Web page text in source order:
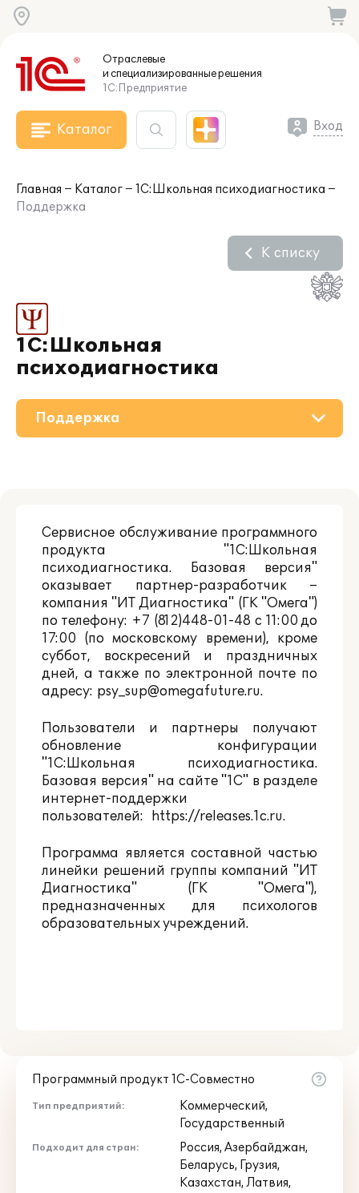
Отраслевые
и специализированныерешения
1С:Предприятие
Каталог Вход
Главная Каталог
1С:Школьная психодиагностика
Поддержка
1С:Школьная
психодиагностика
К списку
Поддержка
Материалы
Партнерам
Сервисное обслуживание программного
продукта "1С:Школьная
психодиагностика. Базовая версия"
оказывает партнер-разработчик –
компания "ИТ Диагностика" (ГК "Омега")
по телефону: +7 (812)448-01-48 с 11:00 до
17:00 (по московскому времени), кроме
суббот, воскресений и праздничных
дней, а также по электронной почте по
адресу: psy_sup@omegafuture.ru.
Пользователи и партнеры получают
обновление конфигурации
"1С:Школьная психодиагностика.
Базовая версия" на сайте "1С" в разделе
интернет-поддержки
пользователей: https://releases.1c.ru.
Программа является составной частью
линейки решений группы компаний "ИТ
Диагностика" (ГК "Омега"),
предназначенных для психологов
образовательных учреждений.
Программный продукт 1С-Совместно
Тип предприятий:
Коммерческий,
Государственный
Подходит для стран:
Россия, Азербайджан,
Беларусь, Грузия,
Казахстан, Латвия,